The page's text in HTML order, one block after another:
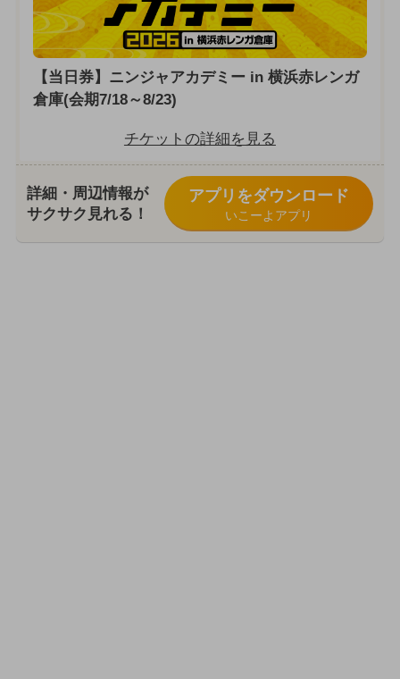
【当日券】ニンジャアカデミー in 横浜赤レンガ
倉庫(会期7/18～8/23)
チケットの詳細を見る
詳細・周辺情報が
サクサク見れる！
アプリをダウンロード
いこーよアプリ